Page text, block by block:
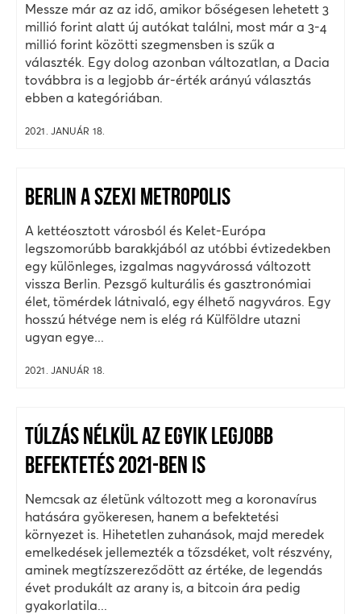
Messze már az az idő, amikor bőségesen lehetett 3
millió forint alatt új autókat találni, most már a 3-4
millió forint közötti szegmensben is szűk a
választék. Egy dolog azonban változatlan, a Dacia
továbbra is a legjobb ár-érték arányú választás
ebben a kategóriában.
2021. JANUÁR 18.
BERLIN A SZEXI METROPOLIS
A kettéosztott városból és Kelet-Európa
legszomorúbb barakkjából az utóbbi évtizedekben
egy különleges, izgalmas nagyvárossá változott
vissza Berlin. Pezsgő kulturális és gasztronómiai
élet, tömérdek látnivaló, egy élhető nagyváros. Egy
hosszú hétvége nem is elég rá Külföldre utazni
ugyan egye...
2021. JANUÁR 18.
TÚLZÁS NÉLKÜL AZ EGYIK LEGJOBB
BEFEKTETÉS 2021-BEN IS
Nemcsak az életünk változott meg a koronavírus
hatására gyökeresen, hanem a befektetési
környezet is. Hihetetlen zuhanások, majd meredek
emelkedések jellemezték a tőzsdéket, volt részvény,
aminek megtízszereződött az értéke, de legendás
évet produkált az arany is, a bitcoin ára pedig
gyakorlatila...